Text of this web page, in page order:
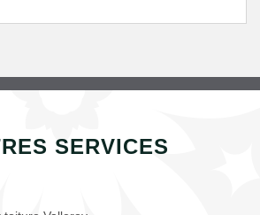
SERVICES